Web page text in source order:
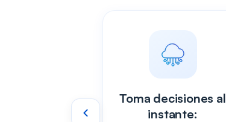
Toma decisiones al
instante: